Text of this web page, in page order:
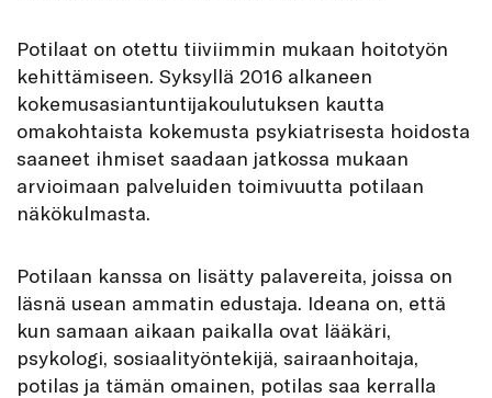
Potilaat on otettu tiiviimmin mukaan hoitotyön
kehittämiseen. Syksyllä 2016 alkaneen
kokemusasiantuntijakoulutuksen kautta
omakohtaista kokemusta psykiatrisesta hoidosta
saaneet ihmiset saadaan jatkossa mukaan
arvioimaan palveluiden toimivuutta potilaan
näkökulmasta.
Potilaan kanssa on lisätty palavereita, joissa on
läsnä usean ammatin edustaja. Ideana on, että
kun samaan aikaan paikalla ovat lääkäri,
psykologi, sosiaalityöntekijä, sairaanhoitaja,
potilas ja tämän omainen, potilas saa kerralla